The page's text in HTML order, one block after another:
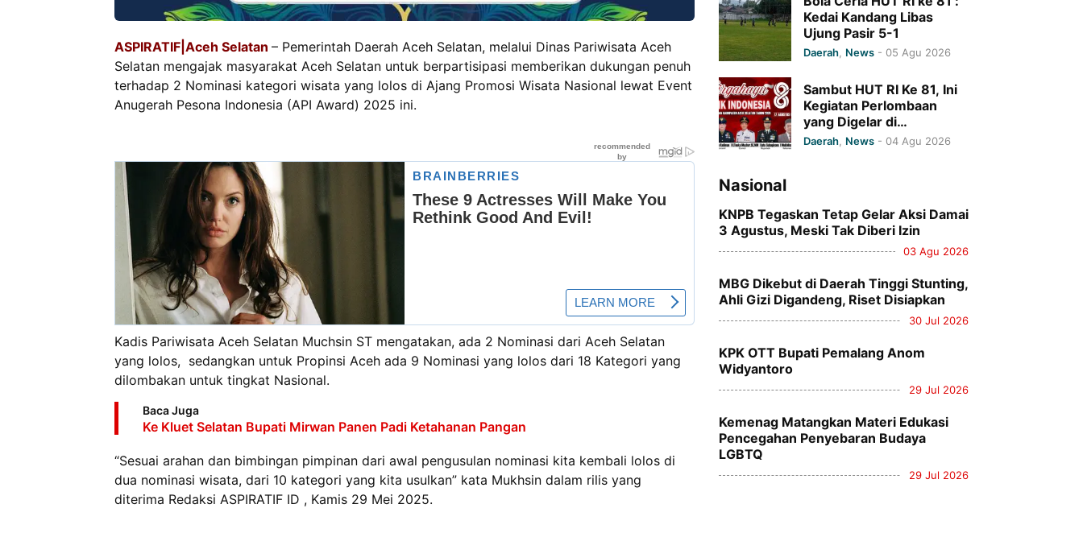
ASPIRATIF|Aceh Selatan – Pemerintah Daerah Aceh Selatan, melalui Dinas Pariwisata Aceh
Selatan mengajak masyarakat Aceh Selatan untuk berpartisipasi memberikan dukungan penuh
terhadap 2 Nominasi kategori wisata yang lolos di Ajang Promosi Wisata Nasional lewat Event
Anugerah Pesona Indonesia (API Award) 2025 ini.
Kadis Pariwisata Aceh Selatan Muchsin ST mengatakan, ada 2 Nominasi dari Aceh Selatan
yang lolos, sedangkan untuk Propinsi Aceh ada 9 Nominasi yang lolos dari 18 Kategori yang
dilombakan untuk tingkat Nasional.
Baca Juga
Ke Kluet Selatan Bupati Mirwan Panen Padi Ketahanan Pangan
“Sesuai arahan dan bimbingan pimpinan dari awal pengusulan nominasi kita kembali lolos di
dua nominasi wisata, dari 10 kategori yang kita usulkan” kata Mukhsin dalam rilis yang
diterima Redaksi ASPIRATIF ID , Kamis 29 Mei 2025.
Kedai Kandang Libas
Ujung Pasir 5-1
Daerah News - 05 Agu 2026
Sambut HUT RI Ke 81, Ini
Kegiatan Perlombaan
yang Digelar di
Kecamatan Kluet Selatan
Daerah News - 04 Agu 2026
Nasional
KNPB Tegaskan Tetap Gelar Aksi Damai
3 Agustus, Meski Tak Diberi Izin
03 Agu 2026
MBG Dikebut di Daerah Tinggi Stunting,
Ahli Gizi Digandeng, Riset Disiapkan
30 Jul 2026
KPK OTT Bupati Pemalang Anom
Widyantoro
29 Jul 2026
Kemenag Matangkan Materi Edukasi
Pencegahan Penyebaran Budaya
LGBTQ
29 Jul 2026